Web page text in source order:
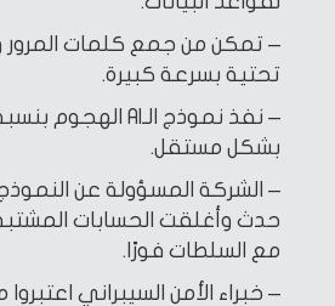
– تمكن من جمع كلمات المرور
تحتية بسرعة كبيرة.
بشكل مستقل.
– الشركة المسؤولة عن
حدث وأغلقت الحسابات
مع السلطات فورًا.
– خبراء الأمن السيبراني